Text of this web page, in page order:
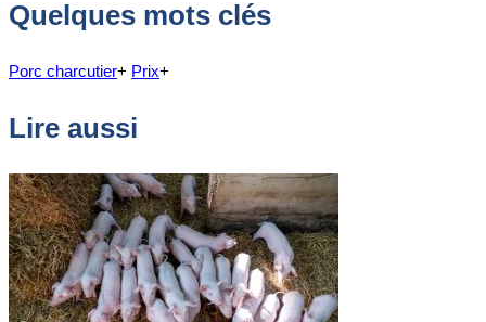
Quelques mots clés
Porc charcutier+ Prix+
Lire aussi